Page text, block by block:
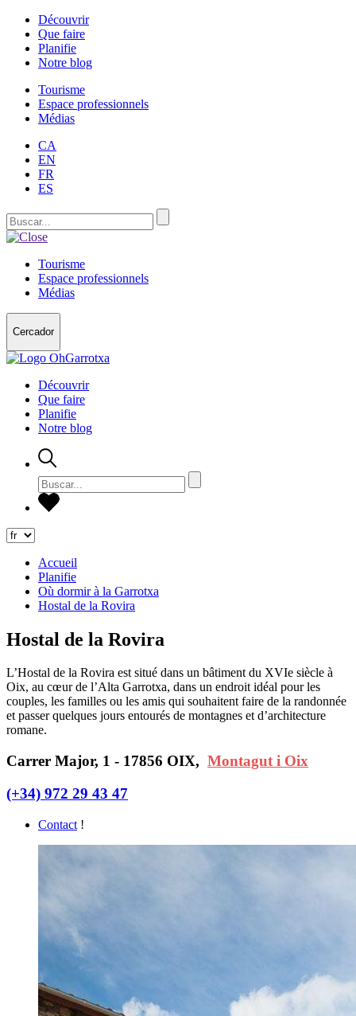
Découvrir
Que faire
Planifie
Notre blog
Tourisme
Espace professionnels
Médias
CA
EN
FR
ES
Tourisme
Espace professionnels
Médias
Cercador
Découvrir
Que faire
Planifie
Notre blog
Accueil
Planifie
Où dormir à la Garrotxa
Hostal de la Rovira
Hostal de la Rovira
L’Hostal de la Rovira est situé dans un bâtiment du XVIe siècle à
Oix, au cœur de l’Alta Garrotxa, dans un endroit idéal pour les
couples, les familles ou les amis qui souhaitent faire de la randonnée
et passer quelques jours entourés de montagnes et d’architecture
romane.
Carrer Major, 1 - 17856 OIX, Montagut i Oix
(+34) 972 29 43 47
Contact !